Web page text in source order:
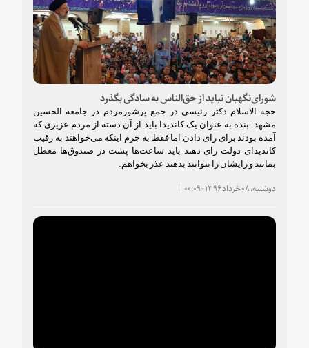
شورای‌نگهبان نباید از حق‌الناس به سادگی بگذرد
حجه الاسلام دکتر رئیسی در جمع پرشورمردم در جامعه الحسین
مشهد: بنده به عنوان یک کاندیدا باید از آن دسته از مردم عزیزی که
آمده بودند برای رای دادن اما فقط به جرم اینکه می‌خواهند به رقیب
کاندیدای دولت رای دهند باید ساعت‌ها پشت در صندوق‌ها معطل
بمانند و رایشان را نتوانند بدهند عذر بخواهم.
دوشنبه، ۰۸ خرداد ۱۳۹۶ - ۰۰:۰۹